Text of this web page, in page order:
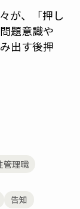
管理職
告知
が、「押し
題意識や
出す後押